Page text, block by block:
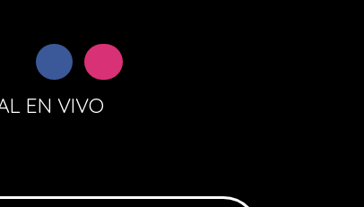
EN VIVO